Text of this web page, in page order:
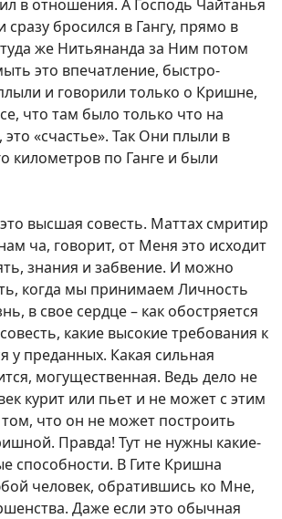
в отношения. А Господь Чайтанья
сразу бросился в Гангу, прямо в
же Нитьянанда за Ним потом
это впечатление, быстро-
и говорили только о Кришне,
что там было только что на
это «счастье». Так Они плыли в
километров по Ганге и были
высшая совесть. Маттах смритир
ча, говорит, от Меня это исходит
знания и забвение. И можно
когда мы принимаем Личность
в свое сердце – как обостряется
какие высокие требования к
у преданных. Какая сильная
могущественная. Ведь дело не
курит или пьет и не может с этим
том, что он не может построить
Правда! Тут не нужны какие-
способности. В Гите Кришна
человек, обратившись ко Мне,
Даже если это обычная